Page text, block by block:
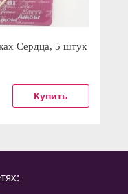
Сердца, 5 штук